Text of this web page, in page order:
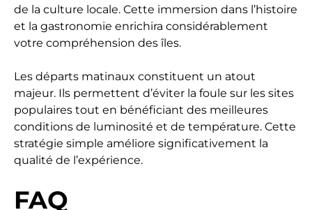
de la culture locale. Cette immersion dans l’histoire
et la gastronomie enrichira considérablement
votre compréhension des îles.
Les départs matinaux constituent un atout
majeur. Ils permettent d’éviter la foule sur les sites
populaires tout en bénéficiant des meilleures
conditions de luminosité et de température. Cette
stratégie simple améliore significativement la
qualité de l’expérience.
FAQ